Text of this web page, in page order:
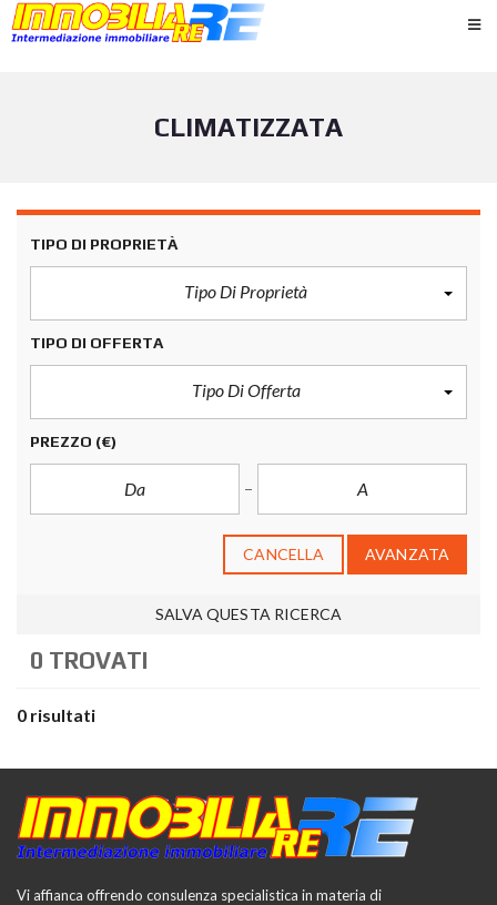
CLIMATIZZATA
TIPO DI PROPRIETÀ
Tipo Di Proprietà
TIPO DI OFFERTA
Tipo Di Offerta
PREZZO (€)
CANCELLA AVANZATA
SALVA QUESTA RICERCA
0 TROVATI
0 risultati
Vi affianca offrendo consulenza specialistica in materia di